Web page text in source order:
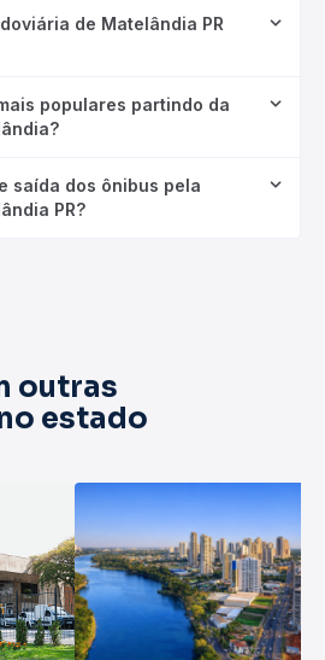
de Matelândia PR
populares partindo da
saída dos ônibus pela
PR?
outras
estado